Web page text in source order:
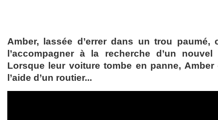
Amber, lassée d’errer dans un trou
l’accompagner à la recherche d’un
Lorsque leur voiture tombe en panne,
l’aide d’un routier...